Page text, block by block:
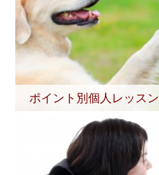
ポイント別個人レッスン